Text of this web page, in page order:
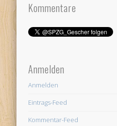
Kommentare
Anmelden
Anmelden
Eintrags-Feed
Kommentar-Feed